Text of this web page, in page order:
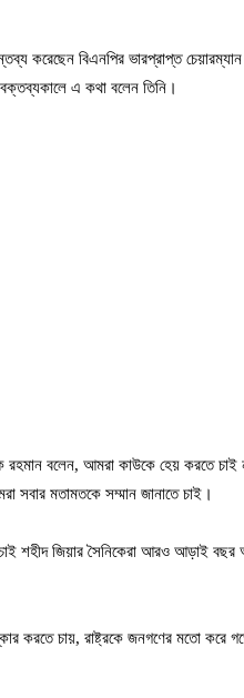
করেছেন বিএনপির ভারপ্রাপ্ত
বক্তব্যকালে এ কথা বলেন তিনি।
রহমান বলেন, আমরা কাউকে হেয় করতে
সবার মতামতকে সম্মান জানাতে চাই।
শহীদ জিয়ার সৈনিকেরা আরও আড়াই বছর
করতে চায়, রাষ্ট্রকে জনগণের মতো করে